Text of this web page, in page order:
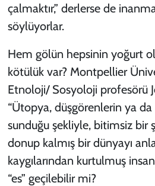
çalmaktır,” derlerse de
söylüyorlar.
Hem gölün hepsinin yoğurt
kötülük var? Montpellier
Etnoloji/ Sosyoloji profesörü
“Ütopya, düşgörenlerin ya
sunduğu şekliyle, bitimsiz bir
donup kalmış bir dünyayı
kaygılarından kurtulmuş
“es” geçilebilir mi?